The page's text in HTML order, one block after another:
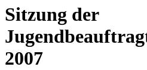
Sitzung der
2007